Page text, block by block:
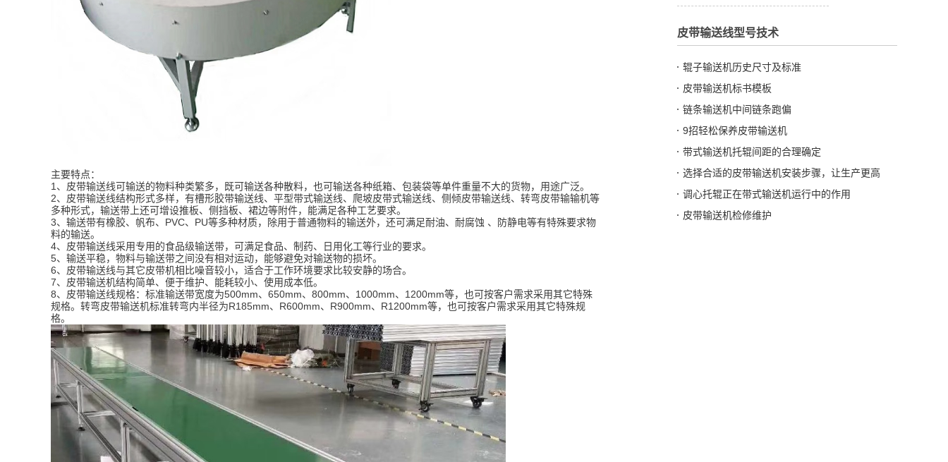
主要特点：
1、皮带输送线可输送的物料种类繁多，既可输送各种散料，也可输送各种纸箱、包装袋等单件重量不大的货物，用途广泛。
2、皮带输送线结构形式多样，有槽形胶带输送线、平型带式输送线、爬坡皮带式输送线、侧倾皮带输送线、转弯皮带输输机等
多种形式，输送带上还可增设推板、侧挡板、裙边等附件，能满足各种工艺要求。
3、输送带有橡胶、帆布、PVC、PU等多种材质，除用于普通物料的输送外，还可满足耐油、耐腐蚀 、防静电等有特殊要求物
料的输送。
4、皮带输送线采用专用的食品级输送带，可满足食品、制药、日用化工等行业的要求。
5、输送平稳，物料与输送带之间没有相对运动，能够避免对输送物的损坏。
6、皮带输送线与其它皮带机相比噪音较小，适合于工作环境要求比较安静的场合。
7、皮带输送机结构简单、便于维护、能耗较小、使用成本低。
8、皮带输送线规格：标准输送带宽度为500mm、650mm、800mm、1000mm、1200mm等，也可按客户需求采用其它特殊
规格。转弯皮带输送机标准转弯内半径为R185mm、R600mm、R900mm、R1200mm等，也可按客户需求采用其它特殊规
格。
皮带输送线型号技术
辊子输送机历史尺寸及标准
皮带输送机标书模板
链条输送机中间链条跑偏
9招轻松保养皮带输送机
带式输送机托辊间距的合理确定
选择合适的皮带输送机安装步骤，让生产更高
调心托辊正在带式输送机运行中的作用
皮带输送机检修维护